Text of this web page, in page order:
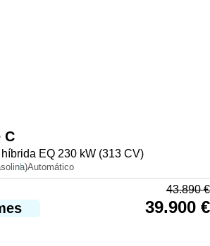
C
EQ 230 kW (313 CV)
Automático
43.890€
39.900 €